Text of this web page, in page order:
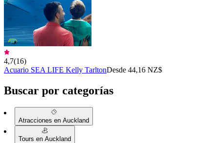
4,7(16)
Acuario SEA LIFE Kelly TarltonDesde 44,16 NZ$
Buscar por categorías
Atracciones en Auckland
Tours en Auckland